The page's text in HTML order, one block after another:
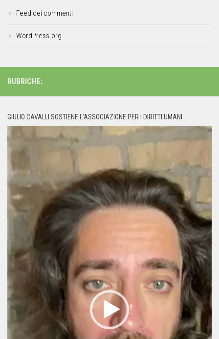
Feed dei commenti
WordPress.org
RUBRICHE:
GIULIO CAVALLI SOSTIENE L’ASSOCIAZIONE PER I DIRITTI UMANI
Player